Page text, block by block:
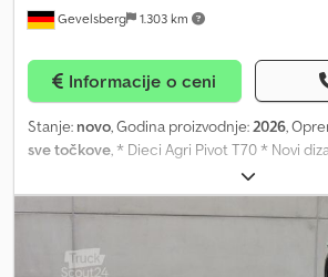
Gevelsberg 1.303 km
Informacije o ceni
Stanje: novo, Godina proizvodnje:2026,
sve točkove, * Dieci Agri Pivot T70 * Novi
uređaj * Teleskopski utovarivač *
Zglobni utovarivač * Godina proizvodnje:
Maksimalna nosivost: 3000 kg * Masa
Ukupne dimenzije: 5685 mm x 2200 mm x
okretanja: 4,55 m * Maksimalna visina